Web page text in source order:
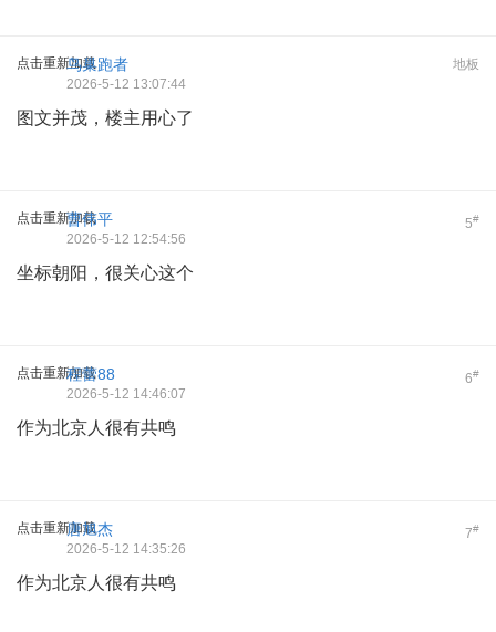
点击重新加载 地板
鸟巢跑者
2026-5-12 13:07:44
图文并茂，楼主用心了
点击重新加载 5#
曹伟平
2026-5-12 12:54:56
坐标朝阳，很关心这个
点击重新加载 6#
程蕾88
2026-5-12 14:46:07
作为北京人很有共鸣
点击重新加载 7#
唐旭杰
2026-5-12 14:35:26
作为北京人很有共鸣